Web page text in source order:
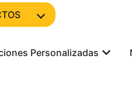
Personalizadas